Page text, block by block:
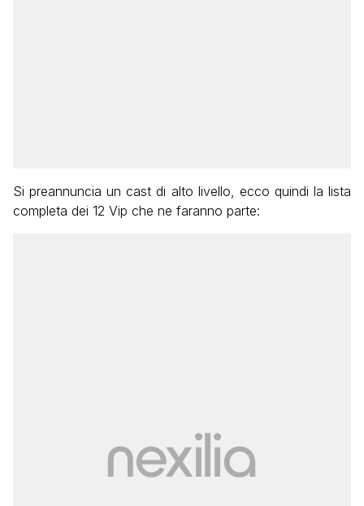
Si preannuncia un cast di alto livello, ecco quindi la lista
completa dei 12 Vip che ne faranno parte: